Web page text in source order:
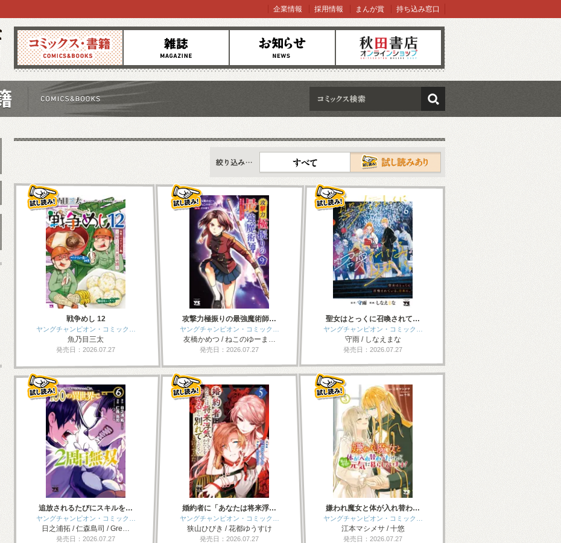
コミックス 雑誌 お知らせ オンラインショップ
企業情報 採用情報 まんが賞 持ち込み窓口
検索
新刊情報
すべて
戦争めし 12
ヤングチャンピオン・コミック…
魚乃目三太
発売日：2026.07.27
攻撃力極振りの最強魔術師…
ヤングチャンピオン・コミック…
友橋かめつ / ねこのゆーま…
発売日：2026.07.27
聖女はとっくに召喚されて…
ヤングチャンピオン・コミック…
守雨 / しなえまな
発売日：2026.07.27
追放されるたびにスキルを…
ヤングチャンピオン・コミック…
日之浦拓 / 仁森島司 / Gre…
発売日：2026.07.27
婚約者に「あなたは将来浮…
ヤングチャンピオン・コミック…
狭山ひびき / 花都ゆうすけ
発売日：2026.07.27
嫌われ魔女と体が入れ替わ…
ヤングチャンピオン・コミック…
江本マシメサ / 十悠
発売日：2026.07.27